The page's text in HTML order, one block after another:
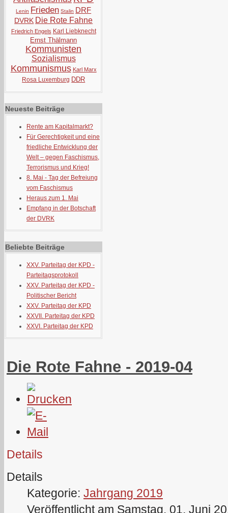
Lenin Frieden Stalin DRF
DVRK Die Rote Fahne
Friedrich Engels Karl Liebknecht
Ernst Thälmann
Kommunisten
Sozialismus
Kommunismus Karl Marx
Rosa Luxemburg DDR
Neueste Beiträge
Rente am Kapitalmarkt?
Für Gerechtigkeit und eine
friedliche Entwicklung der
Welt – gegen Faschismus,
Terrorismus und Krieg!
8. Mai - Tag der Befreiung
vom Faschismus
Heraus zum 1. Mai
Empfang in der Botschaft
der DVRK
Beliebte Beiträge
XXV. Parteitag der KPD -
Parteitagsprotokoll
XXV. Parteitag der KPD -
Politischer Bericht
XXV. Parteitag der KPD
XXVII. Parteitag der KPD
XXVI. Parteitag der KPD
Die Rote Fahne - 2019-04
Details
Details
Kategorie: Jahrgang 2019
Veröffentlicht am Samstag, 01. Juni